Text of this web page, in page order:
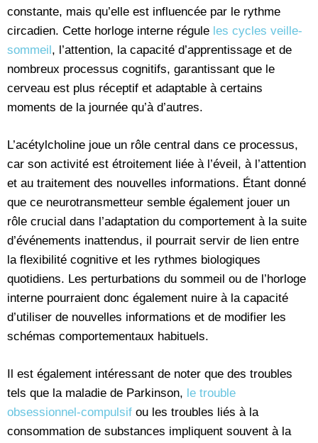
constante, mais qu’elle est influencée par le rythme
circadien. Cette horloge interne régule les cycles veille-
sommeil, l’attention, la capacité d’apprentissage et de
nombreux processus cognitifs, garantissant que le
cerveau est plus réceptif et adaptable à certains
moments de la journée qu’à d’autres.
L’acétylcholine joue un rôle central dans ce processus,
car son activité est étroitement liée à l’éveil, à l’attention
et au traitement des nouvelles informations. Étant donné
que ce neurotransmetteur semble également jouer un
rôle crucial dans l’adaptation du comportement à la suite
d’événements inattendus, il pourrait servir de lien entre
la flexibilité cognitive et les rythmes biologiques
quotidiens. Les perturbations du sommeil ou de l’horloge
interne pourraient donc également nuire à la capacité
d’utiliser de nouvelles informations et de modifier les
schémas comportementaux habituels.
Il est également intéressant de noter que des troubles
tels que la maladie de Parkinson, le trouble
obsessionnel-compulsif ou les troubles liés à la
consommation de substances impliquent souvent à la